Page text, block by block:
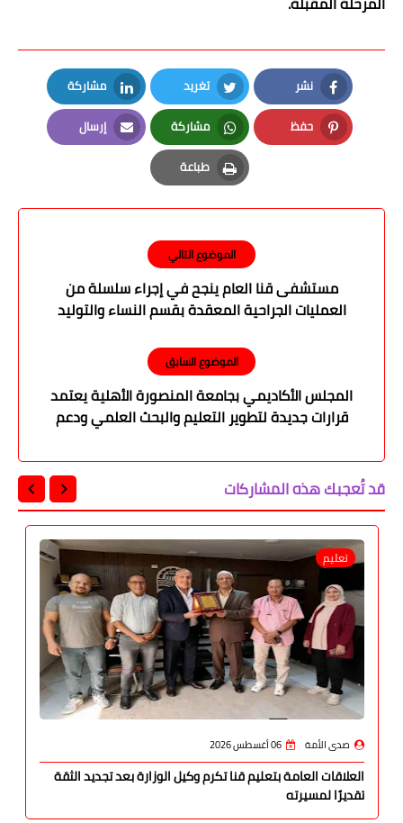
نشر
Facebook
تغريد
Twitter
مشاركة
LinkedIn
حفظ
Pinterest
مشاركة
Whatsapp
إرسال
Email
طباعة
Print
الموضوع التالي
مستشفى قنا العام ينجح في إجراء سلسلة من
العمليات الجراحية المعقدة بقسم النساء والتوليد
الموضوع السابق
المجلس الأكاديمي بجامعة المنصورة الأهلية يعتمد
قرارات جديدة لتطوير التعليم والبحث العلمي ودعم
قد تُعجبك هذه المشاركات
تعليم
صدى الأمة 06 أغسطس 2026
العلاقات العامة بتعليم قنا تكرم وكيل الوزارة بعد تجديد الثقة
تقديرًا لمسيرته